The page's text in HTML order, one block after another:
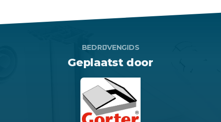
BEDRIJVENGIDS
Geplaatst door